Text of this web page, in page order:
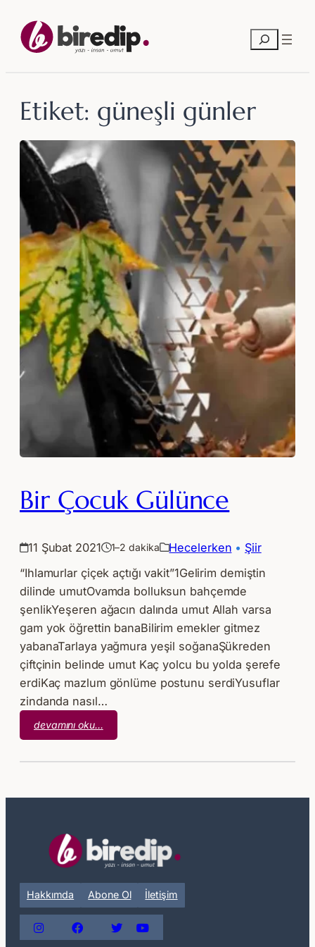
geç
Ara
Etiket: güneşli günler
Bir Çocuk Gülünce
11 Şubat 2021 1–2 dakika Hecelerken • Şiir
“Ihlamurlar çiçek açtığı vakit”1Gelirim demiştin
dilinde umutOvamda bolluksun bahçemde
şenlikYeşeren ağacın dalında umut Allah varsa
gam yok öğrettin banaBilirim emekler gitmez
yabanaTarlaya yağmura yeşil soğanaŞükreden
çiftçinin belinde umut Kaç yolcu bu yolda şerefe
erdiKaç mazlum gönlüme postunu serdiYusuflar
zindanda nasıl…
devamını oku…
Bir
Hakkımda Abone Ol İletişim